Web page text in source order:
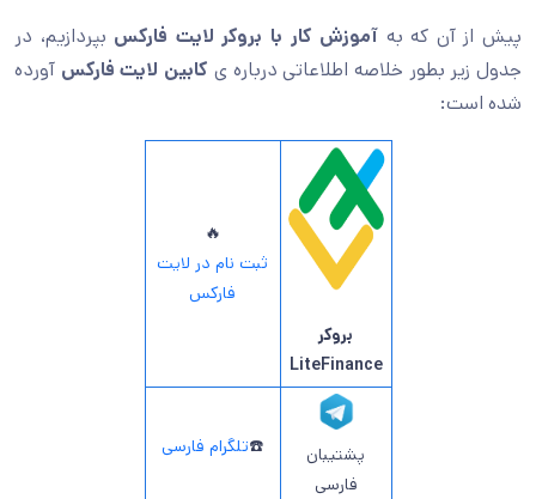
پیش از آن که به آموزش کار با بروکر لایت فارکس بپردازیم، در
جدول زیر بطور خلاصه اطلاعاتی درباره ی کابین لایت فارکس آورده
شده است:
بروکر
LiteFinance
🔥
ثبت نام در لایت
فارکس
پشتیبان
فارسی
☎️تلگرام فارسی